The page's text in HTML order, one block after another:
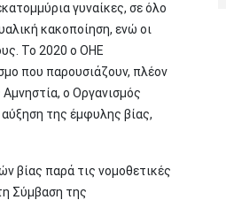
γυναίκες, σε όλο
κακοποίηση, ενώ οι
Το 2020 ο ΟΗΕ
που παρουσιάζουν, πλέον
ο Oργανισμός
της έμφυλης βίας,
βίας παρά τις νομοθετικές
Σύμβαση της